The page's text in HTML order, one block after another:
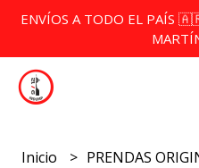
ENVÍOS A TODO EL PAÍS
Inicio
PRENDAS